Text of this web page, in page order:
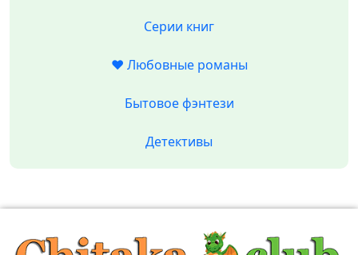
Серии книг
❤️ Любовные романы
Бытовое фэнтези
Детективы